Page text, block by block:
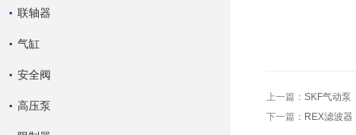
联轴器
气缸
安全阀
高压泵
上一篇： SKF气动泵
下一篇： REX滤波器